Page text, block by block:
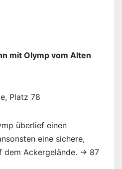
mit Olymp vom Alten
Platz 78
überlief einen
eine sichere,
dem Ackergelände. → 87